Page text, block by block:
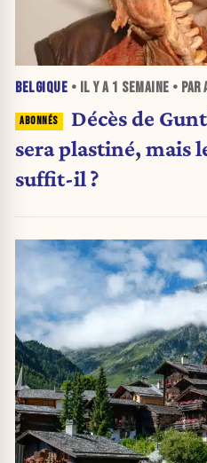
BELGIQUE • IL Y A 1 SEMAINE • PAR
Décès de
sera plastiné, mais
suffit-il ?